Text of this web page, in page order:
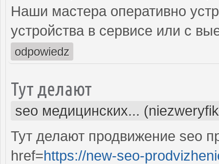
Наши мастера оперативно
устройства в сервисе или с
odpowiedz
Тут делают
seo медицинских...
Тут делают продвижение seo
href=https://new-seo-